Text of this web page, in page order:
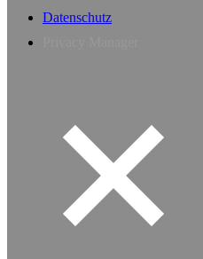
Datenschutz